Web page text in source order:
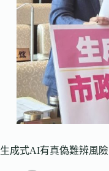
生成式AI有真偽難辨風險